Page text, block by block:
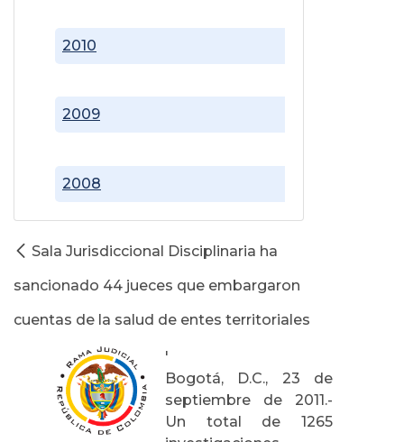
2008
2009
2010
Sala Jurisdiccional Disciplinaria ha
sancionado 44 jueces que embargaron
cuentas de la salud de entes territoriales
'
Bogotá, D.C., 23 de
septiembre de 2011.-
Un total de 1265